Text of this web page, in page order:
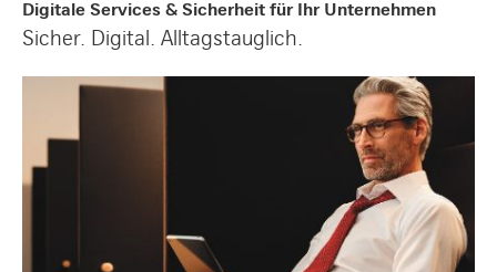
Digitale Services & Sicherheit für Ihr Unternehmen
Sicher. Digital. Alltagstauglich.